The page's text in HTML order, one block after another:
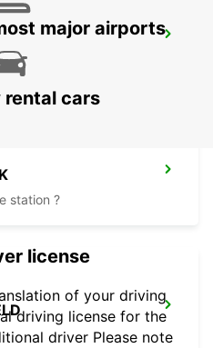
major airports
rental cars
station ?
license
of your driving
driving license for the
driver Please note